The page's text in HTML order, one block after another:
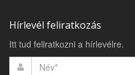
Hírlevél feliratkozás
Itt tud feliratkozni a hírlevélre.